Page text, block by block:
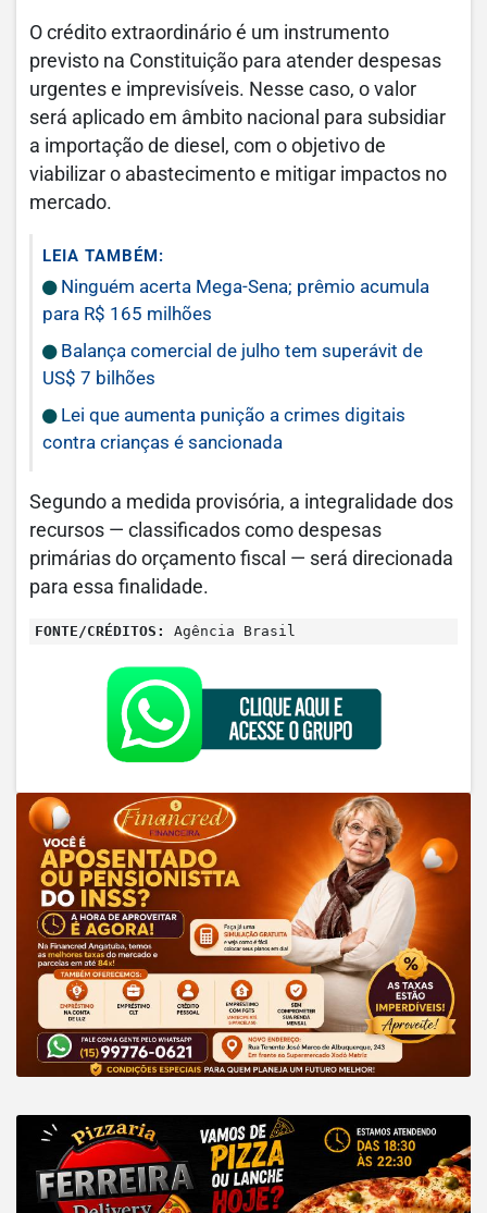
O crédito extraordinário é um instrumento
previsto na Constituição para atender despesas
urgentes e imprevisíveis. Nesse caso, o valor
será aplicado em âmbito nacional para subsidiar
a importação de diesel, com o objetivo de
viabilizar o abastecimento e mitigar impactos no
mercado.
LEIA TAMBÉM:
Ninguém acerta Mega-Sena; prêmio acumula
para R$ 165 milhões
Balança comercial de julho tem superávit de
US$ 7 bilhões
Lei que aumenta punição a crimes digitais
contra crianças é sancionada
Segundo a medida provisória, a integralidade dos
recursos — classificados como despesas
primárias do orçamento fiscal — será direcionada
para essa finalidade.
FONTE/CRÉDITOS: Agência Brasil